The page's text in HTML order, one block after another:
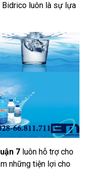
luôn là sự lựa
7 luôn hỗ trợ cho
những tiện lợi cho